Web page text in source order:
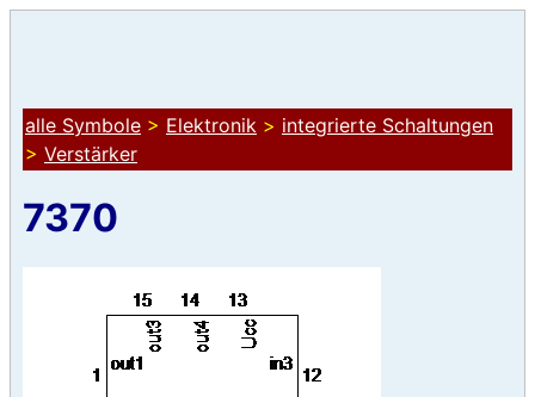
alle Symbole > Elektronik > integrierte Schaltungen
> Verstärker
7370